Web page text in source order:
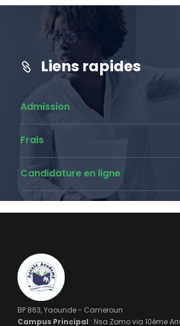
Liens rapides
Admission
Frais
Candidature en ligne
BP 863, Yaounde - Cameroun
Campus Principal : Nsa Zomo via 10ème